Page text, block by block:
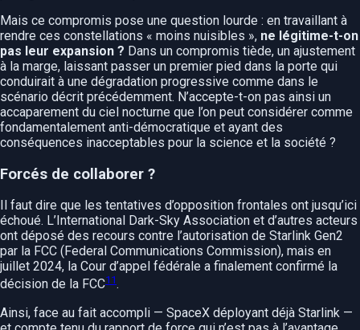
Mais ce compromis pose une question lourde : en travaillant à
rendre ces constellations « moins nuisibles », ne légitime-t-on
pas leur expansion ? Dans un compromis tiède, un ajustement
à la marge, laissant passer un premier pied dans la porte qui
conduirait à une dégradation progressive comme dans le
scénario décrit précédemment. N’accepte-t-on pas ainsi un
accaparement du ciel nocturne que l’on peut considérer comme
fondamentalement anti-démocratique et ayant des
conséquences inacceptables pour la science et la société ?
Forcés de collaborer ?
Il faut dire que les tentatives d’opposition frontales ont jusqu’ici
échoué. L’International Dark-Sky Association et d’autres acteurs
ont déposé des recours contre l’autorisation de Starlink Gen2
par la FCC (Federal Communications Commission), mais en
juillet 2024, la Cour d’appel fédérale a finalement confirmé la
décision de la FCC11.
Ainsi, face au fait accompli — SpaceX déployant déjà Starlink —